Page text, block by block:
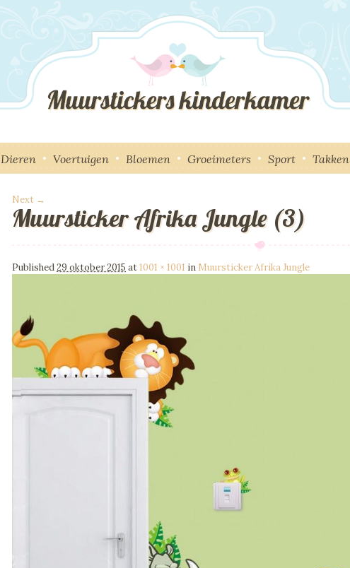
Dieren Voertuigen Bloemen Groeimeters Sport Takken
Image navigation
Next →
Muursticker Afrika Jungle (3)
Published29 oktober 2015 at1001 × 1001 in Muursticker Afrika Jungle